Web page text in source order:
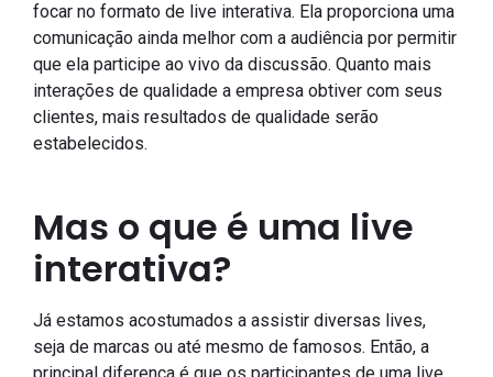
focar no formato de live interativa. Ela proporciona uma
comunicação ainda melhor com a audiência por permitir
que ela participe ao vivo da discussão. Quanto mais
interações de qualidade a empresa obtiver com seus
clientes, mais resultados de qualidade serão
estabelecidos.
Mas o que é uma live
interativa?
Já estamos acostumados a assistir diversas lives,
seja de marcas ou até mesmo de famosos. Então, a
principal diferença é que os participantes de uma live